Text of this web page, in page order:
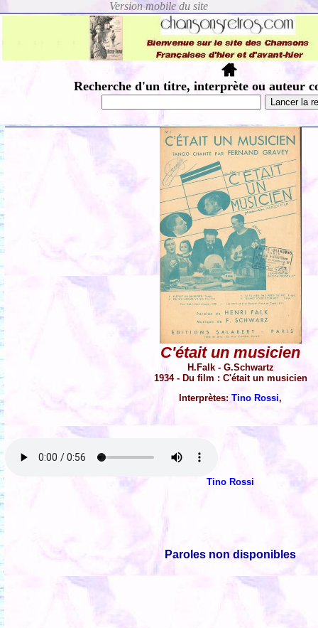
Recherche d'un titre, interprète ou auteur
C'était un musicien
H.Falk - G.Schwartz
1934 - Du film : C'était un musicien
Interprètes:Tino Rossi,
Tino Rossi
Paroles non disponibles